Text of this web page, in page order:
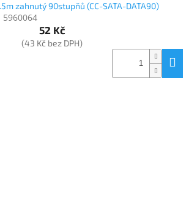
zahnutý 90stupňů (CC-SATA-DATA90)
5960064
52 Kč
(43 Kč bez DPH)